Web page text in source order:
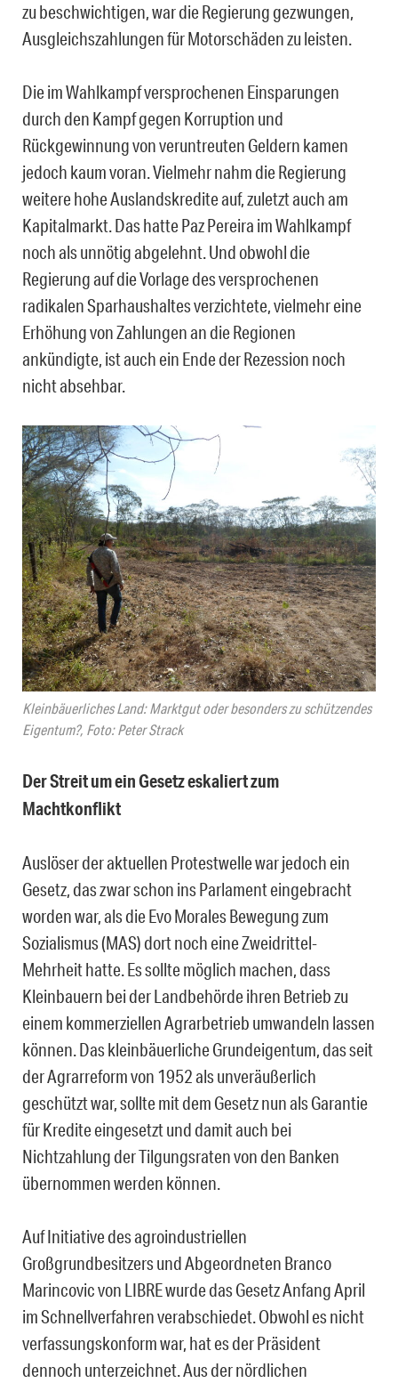
zu beschwichtigen, war die Regierung gezwungen,
Ausgleichszahlungen für Motorschäden zu leisten.
Die im Wahlkampf versprochenen Einsparungen
durch den Kampf gegen Korruption und
Rückgewinnung von veruntreuten Geldern kamen
jedoch kaum voran. Vielmehr nahm die Regierung
weitere hohe Auslandskredite auf, zuletzt auch am
Kapitalmarkt. Das hatte Paz Pereira im Wahlkampf
noch als unnötig abgelehnt. Und obwohl die
Regierung auf die Vorlage des versprochenen
radikalen Sparhaushaltes verzichtete, vielmehr eine
Erhöhung von Zahlungen an die Regionen
ankündigte, ist auch ein Ende der Rezession noch
nicht absehbar.
Kleinbäuerliches Land: Marktgut oder besonders zu schützendes
Eigentum?, Foto: Peter Strack
Der Streit um ein Gesetz eskaliert zum
Machtkonflikt
Auslöser der aktuellen Protestwelle war jedoch ein
Gesetz, das zwar schon ins Parlament eingebracht
worden war, als die Evo Morales Bewegung zum
Sozialismus (MAS) dort noch eine Zweidrittel-
Mehrheit hatte. Es sollte möglich machen, dass
Kleinbauern bei der Landbehörde ihren Betrieb zu
einem kommerziellen Agrarbetrieb umwandeln lassen
können. Das kleinbäuerliche Grundeigentum, das seit
der Agrarreform von 1952 als unveräußerlich
geschützt war, sollte mit dem Gesetz nun als Garantie
für Kredite eingesetzt und damit auch bei
Nichtzahlung der Tilgungsraten von den Banken
übernommen werden können.
Auf Initiative des agroindustriellen
Großgrundbesitzers und Abgeordneten Branco
Marincovic von LIBRE wurde das Gesetz Anfang April
im Schnellverfahren verabschiedet. Obwohl es nicht
verfassungskonform war, hat es der Präsident
dennoch unterzeichnet. Aus der nördlichen